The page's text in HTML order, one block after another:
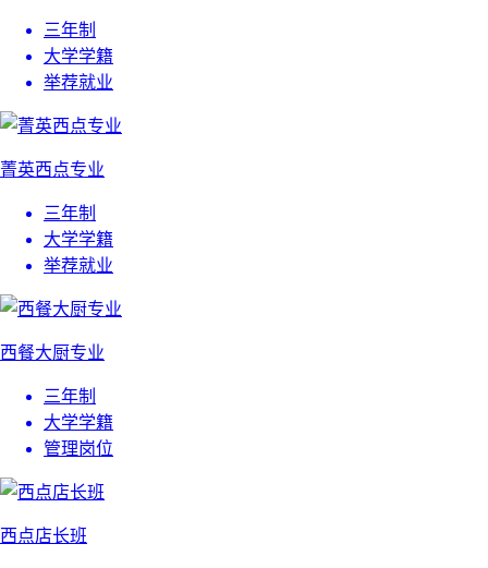
三年制
大学学籍
举荐就业
菁英西点专业
三年制
大学学籍
举荐就业
西餐大厨专业
三年制
大学学籍
管理岗位
西点店长班